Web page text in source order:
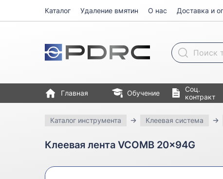
Поиск товара
Каталог Удаление вмятин О нас Доставка и
Главная Обучение
Соц.
контракт
Каталог инструмента Клеевая система
Клеевая лента VCOMB 20x94G